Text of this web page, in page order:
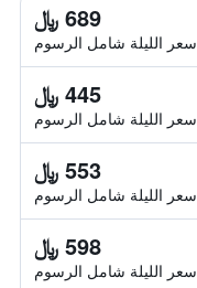
689 ﷼
سعر الليلة شامل الرسوم
445 ﷼
سعر الليلة شامل الرسوم
553 ﷼
سعر الليلة شامل الرسوم
598 ﷼
سعر الليلة شامل الرسوم